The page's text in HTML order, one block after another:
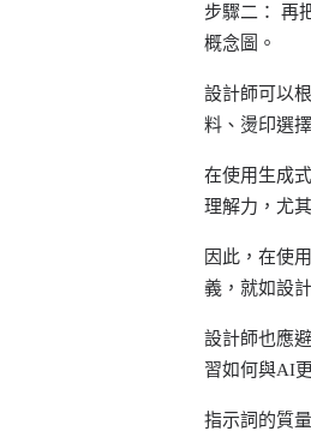
步驟二： 再
概念圖。
設計師可以
料、燙印選
在使用生成
理解力，尤
因此，在使
義，就如設
設計師也應
習如何與AI
指示詞的質